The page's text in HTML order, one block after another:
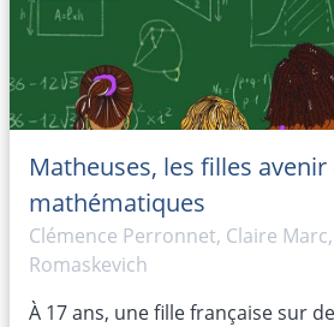
Matheuses, les filles avenir
mathématiques
Clémence Perronnet, Claire
Romaskevich
À 17 ans, une fille française sur